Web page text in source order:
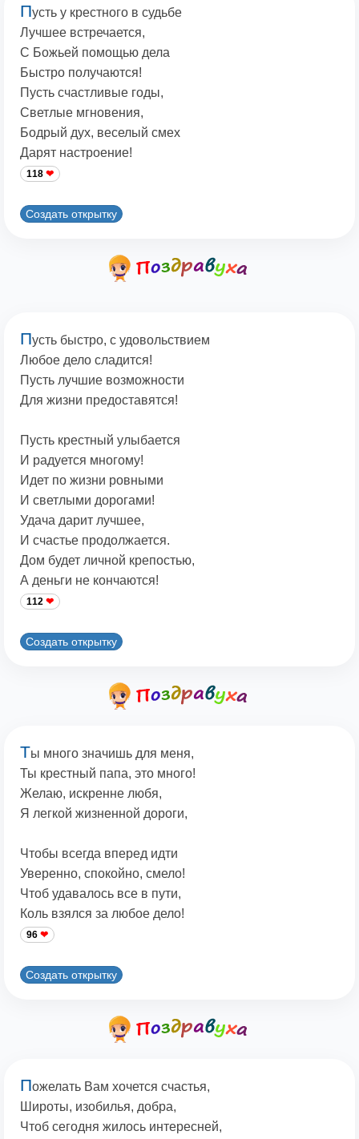
Пусть у крестного в судьбе
Лучшее встречается,
С Божьей помощью дела
Быстро получаются!
Пусть счастливые годы,
Светлые мгновения,
Бодрый дух, веселый смех
Дарят настроение!
118
Создать открытку
Пусть быстро, с удовольствием
Любое дело сладится!
Пусть лучшие возможности
Для жизни предоставятся!
Пусть крестный улыбается
И радуется многому!
Идет по жизни ровными
И светлыми дорогами!
Удача дарит лучшее,
И счастье продолжается.
Дом будет личной крепостью,
А деньги не кончаются!
112
Создать открытку
Ты много значишь для меня,
Ты крестный папа, это много!
Желаю, искренне любя,
Я легкой жизненной дороги,
Чтобы всегда вперед идти
Уверенно, спокойно, смело!
Чтоб удавалось все в пути,
Коль взялся за любое дело!
96
Создать открытку
Пожелать Вам хочется счастья,
Широты, изобилья, добра,
Чтоб сегодня жилось интересней,